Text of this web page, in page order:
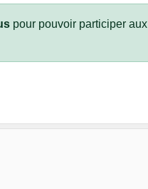
pour pouvoir participer aux